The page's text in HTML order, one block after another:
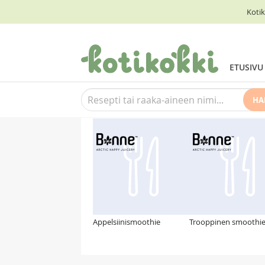
ETUSIVU
Suosittelemme myös
Appelsiinismoothie Trooppinen